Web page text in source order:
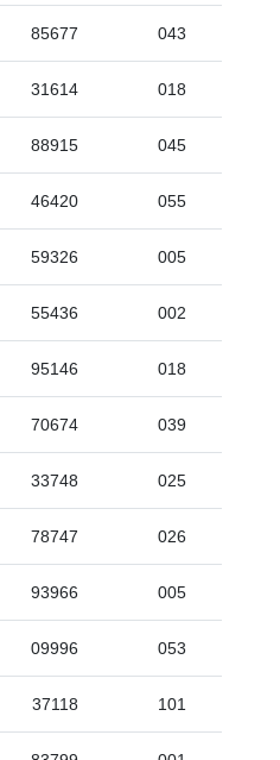
85677 043
31614 018
88915 045
46420 055
59326 005
55436 002
95146 018
70674 039
33748 025
78747 026
93966 005
09996 053
37118 101